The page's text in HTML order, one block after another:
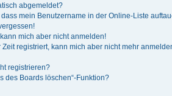
abgemeldet?
mein Benutzername in der Online-Liste
mich aber nicht anmelden!
registriert, kann mich aber nicht mehr
registrieren?
des Boards löschen“-Funktion?